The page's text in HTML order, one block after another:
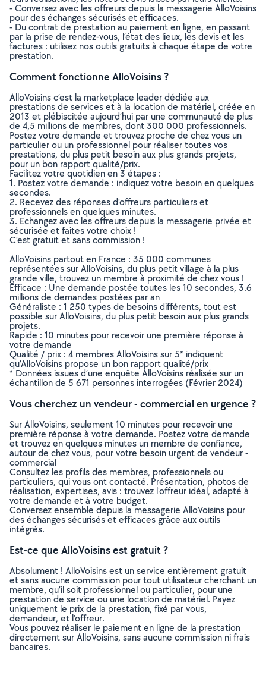
- Conversez avec les offreurs depuis la messagerie AlloVoisins
pour des échanges sécurisés et efficaces.
- Du contrat de prestation au paiement en ligne, en passant
par la prise de rendez-vous, l’état des lieux, les devis et les
factures : utilisez nos outils gratuits à chaque étape de votre
prestation.
Comment fonctionne AlloVoisins ?
AlloVoisins c’est la marketplace leader dédiée aux
prestations de services et à la location de matériel, créée en
2013 et plébiscitée aujourd’hui par une communauté de plus
de 4,5 millions de membres, dont 300 000 professionnels.
Postez votre demande et trouvez proche de chez vous un
particulier ou un professionnel pour réaliser toutes vos
prestations, du plus petit besoin aux plus grands projets,
pour un bon rapport qualité/prix.
Facilitez votre quotidien en 3 étapes :
1. Postez votre demande : indiquez votre besoin en quelques
secondes.
2. Recevez des réponses d’offreurs particuliers et
professionnels en quelques minutes.
3. Echangez avec les offreurs depuis la messagerie privée et
sécurisée et faites votre choix !
C’est gratuit et sans commission !
AlloVoisins partout en France : 35 000 communes
représentées sur AlloVoisins, du plus petit village à la plus
grande ville, trouvez un membre à proximité de chez vous !
Efficace : Une demande postée toutes les 10 secondes, 3.6
millions de demandes postées par an
Généraliste : 1 250 types de besoins différents, tout est
possible sur AlloVoisins, du plus petit besoin aux plus grands
projets.
Rapide : 10 minutes pour recevoir une première réponse à
votre demande
Qualité / prix : 4 membres AlloVoisins sur 5* indiquent
qu’AlloVoisins propose un bon rapport qualité/prix
* Données issues d’une enquête AlloVoisins réalisée sur un
échantillon de 5 671 personnes interrogées (Février 2024)
Vous cherchez un vendeur - commercial en urgence ?
Sur AlloVoisins, seulement 10 minutes pour recevoir une
première réponse à votre demande. Postez votre demande
et trouvez en quelques minutes un membre de confiance,
autour de chez vous, pour votre besoin urgent de vendeur -
commercial
Consultez les profils des membres, professionnels ou
particuliers, qui vous ont contacté. Présentation, photos de
réalisation, expertises, avis : trouvez l'offreur idéal, adapté à
votre demande et à votre budget.
Conversez ensemble depuis la messagerie AlloVoisins pour
des échanges sécurisés et efficaces grâce aux outils
intégrés.
Est-ce que AlloVoisins est gratuit ?
Absolument ! AlloVoisins est un service entièrement gratuit
et sans aucune commission pour tout utilisateur cherchant un
membre, qu’il soit professionnel ou particulier, pour une
prestation de service ou une location de matériel. Payez
uniquement le prix de la prestation, fixé par vous,
demandeur, et l’offreur.
Vous pouvez réaliser le paiement en ligne de la prestation
directement sur AlloVoisins, sans aucune commission ni frais
bancaires.